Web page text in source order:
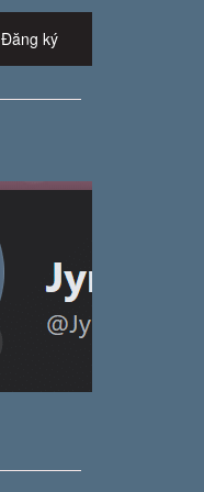
Đăng ký